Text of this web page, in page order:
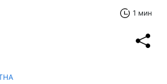
1 мин